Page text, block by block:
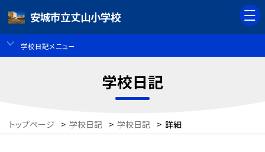
安城市立丈山小学校
学校日記メニュー
学校日記
トップページ > 学校日記 > 学校日記 > 詳細